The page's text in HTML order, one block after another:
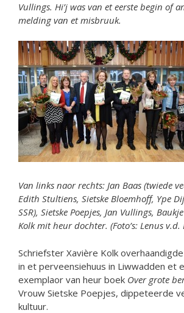
Vullings. Hi’j was van et eerste begin of
melding van et misbruuk.
Van links naor rechts: Jan Baas (twiede
Edith Stultiens, Sietske Bloemhoff, Ype
SSR), Sietske Poepjes, Jan Vullings,
Kolk mit heur dochter. (Foto’s: Lenus v.d.
Schriefster Xavière Kolk
in et perveensiehuus in Liwwadden et
exemplaor van heur boek Over grote
Vrouw Sietske Poepjes, dippeteerde
kultuur.